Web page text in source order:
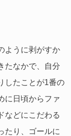
ように剥がすか
たなかで、自分
したことが1番の
に日頃からファ
などにこだわる
たり、ゴールに